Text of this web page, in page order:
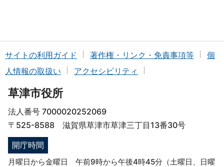
サイトの利用ガイド 著作権・リンク・免責事項等
個
人情報の取扱い
アクセシビリティ
草津市役所
法人番号 7000020252069
〒525-8588 滋賀県草津市草津三丁目13番30号
開庁時間
月曜日から金曜日 午前9時から午後4時45分（土曜日、日曜